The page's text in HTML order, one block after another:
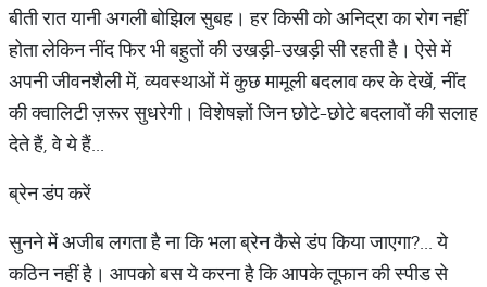
बीती रात यानी अगली बोझिल सुबह। हर किसी को अनिद्रा का रोग नहीं
होता लेकिन नींद फिर भी बहुतों की उखड़ी-उखड़ी सी रहती है। ऐसे में
अपनी जीवनशैली में, व्यवस्थाओं में कुछ मामूली बदलाव कर के देखें, नींद
की क्वालिटी ज़रूर सुधरेगी। विशेषज्ञों जिन छोटे-छोटे बदलावों की सलाह
देते हैं, वे ये हैं...
ब्रेन डंप करें
सुनने में अजीब लगता है ना कि भला ब्रेन कैसे डंप किया जाएगा?... ये
कठिन नहीं है। आपको बस ये करना है कि आपके तूफान की स्पीड से